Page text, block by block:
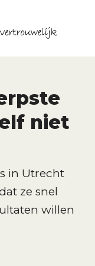
niet
in Utrecht
ze snel
willen